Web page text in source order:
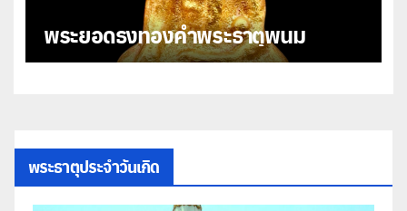
พระยอดธงทองคำพระธาตุพนม
พระธาตุประจำวันเกิด